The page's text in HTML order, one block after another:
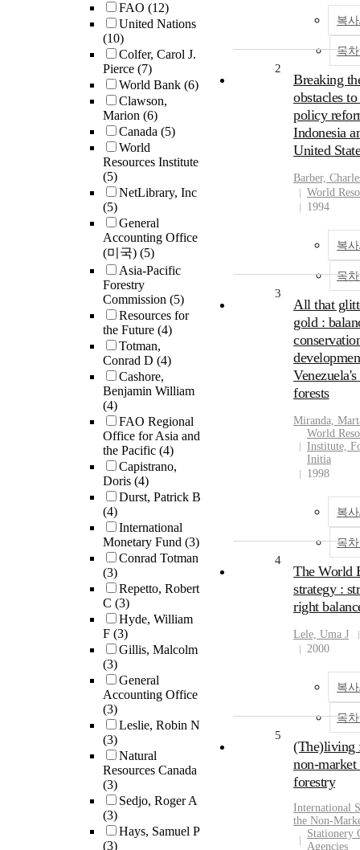
FAO (12)
United Nations
(10)
Colfer, Carol J.
Pierce (7)
World Bank (6)
Clawson,
Marion (6)
Canada (5)
World
Resources Institute
(5)
NetLibrary, Inc
(5)
General
Accounting Office
(미국) (5)
Asia-Pacific
Forestry
Commission (5)
Resources for
the Future (4)
Totman,
Conrad D (4)
Cashore,
Benjamin William
(4)
FAO Regional
Office for Asia and
the Pacific (4)
Capistrano,
Doris (4)
Durst, Patrick B
(4)
International
Monetary Fund (3)
Conrad Totman
(3)
Repetto, Robert
C (3)
Hyde, William
F (3)
Gillis, Malcolm
(3)
General
Accounting Office
(3)
Leslie, Robin N
(3)
Natural
Resources Canada
(3)
Sedjo, Roger A
(3)
Hays, Samuel P
(3)
복
목
2
Breaking
obstacles
policy
Indonesia
United
Barber,
World
1994
복
목
3
All that
gold :
forests
Miranda,
World
Institute,
Initia
1998
복
목
4
The World
strategy :
right
Lele, Uma J
2000
복
목
5
(The)living
non-
forestry
International
the Non-
Stationery
Agencies